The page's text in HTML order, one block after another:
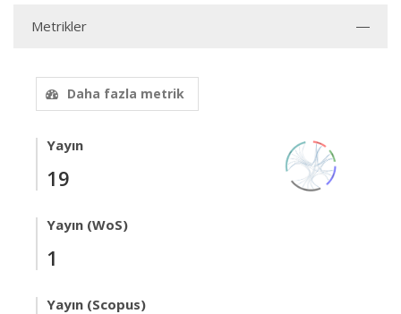
Metrikler
Daha fazla metrik
Yayın
19
Yayın (WoS)
1
Yayın (Scopus)